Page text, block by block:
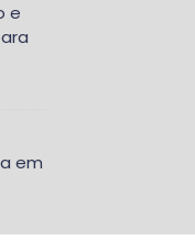
e
em